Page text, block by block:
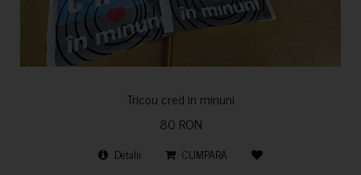
Tricou cred in minuni
80 RON
Detalii CUMPARA